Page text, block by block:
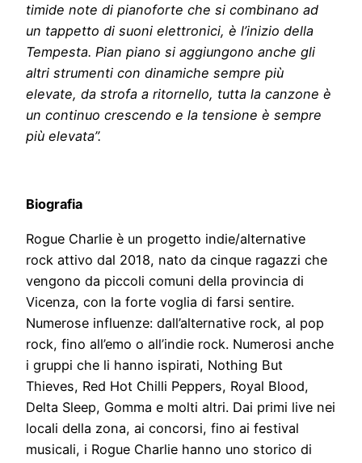
timide note di pianoforte che si combinano ad
un tappetto di suoni elettronici, è l’inizio della
Tempesta. Pian piano si aggiungono anche gli
altri strumenti con dinamiche sempre più
elevate, da strofa a ritornello, tutta la canzone è
un continuo crescendo e la tensione è sempre
più elevata”.
Biografia
Rogue Charlie è un progetto indie/alternative
rock attivo dal 2018, nato da cinque ragazzi che
vengono da piccoli comuni della provincia di
Vicenza, con la forte voglia di farsi sentire.
Numerose influenze: dall’alternative rock, al pop
rock, fino all’emo o all’indie rock. Numerosi anche
i gruppi che li hanno ispirati, Nothing But
Thieves, Red Hot Chilli Peppers, Royal Blood,
Delta Sleep, Gomma e molti altri. Dai primi live nei
locali della zona, ai concorsi, fino ai festival
musicali, i Rogue Charlie hanno uno storico di